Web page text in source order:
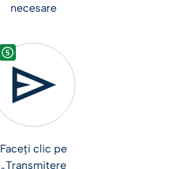
necesare
Faceți clic pe
„Transmitere